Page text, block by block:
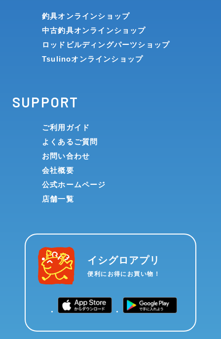
釣具オンラインショップ
中古釣具オンラインショップ
ロッドビルディングパーツショップ
Tsulinoオンラインショップ
SUPPORT
ご利用ガイド
よくあるご質問
お問い合わせ
会社概要
公式ホームページ
店舗一覧
イシグロアプリ
便利にお得にお買い物！